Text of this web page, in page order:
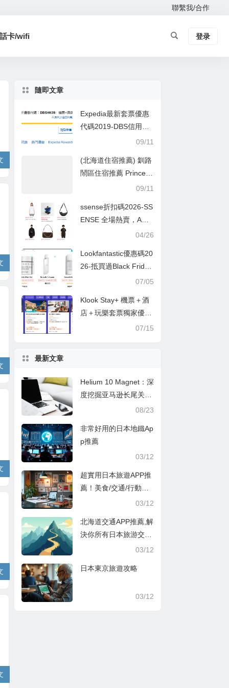
聯繫我/合作
卡/wifi 登录
隨即文章
Expedia最新套票優惠
代碼2019-DBS信用卡
未連稅滿$3,500減$50
09/11
(北海道住宿推薦) 釧路
鬧區住宿推薦 Prince H
otel Kusiro 釧路王子飯
士直達丹頂鶴空港）
09/11
ssense折扣碼2026-SS
ENSE 全場熱賣，Am
i、We11done、A王、
折+免郵+曬單抽獎
04/26
Lookfantastic優惠碼20
26-抵買過Black Frida
y，法國品牌Chantecail
折
07/05
Klook Stay+ 機票＋酒
店＋玩樂套票獨家優
惠：記住要睇埋先幾抵
07/15
最新文章
Helium 10 Magnet：深
度挖掘亚马逊长尾关键
08/23
非常好用的日本地鐵Ap
p推薦
03/12
超實用日本旅遊APP推
薦！美食/交通/行動支
03/12
北海道交通APP推薦,解
決你所有日本旅游交通
03/12
日本東京旅遊攻略
03/12